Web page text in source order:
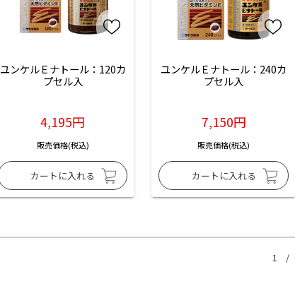
ユンケルＥナトール：120カ
プセル入
4,195円
販売価格(税込)
ユンケルＥナトール：240カ
プセル入
7,150円
販売価格(税込)
1 /